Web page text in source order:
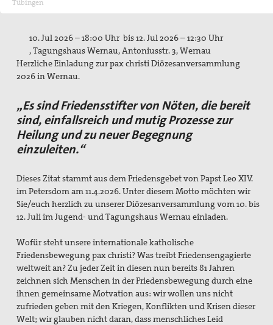
Pressemitteilungen
Publikationen
pax info
Der Heilige Martin
Weiteres
Servicestelle Friedensbildung Baden-Württemberg
Netzwerk Friedensbildung Baden-Württemberg
Materialien zur Friedensbildung
Texte & Thesen
Atomwaffen
Tübingen
10. Jul 2026 – 18:00 Uhr bis 12. Jul 2026 – 12:30 Uhr
, Tagungshaus Wernau, Antoniusstr. 3, Wernau
Herzliche Einladung zur pax christi Diözesanversammlung
2026 in Wernau.
„Es sind Friedensstifter von Nöten, die bereit
sind, einfallsreich und mutigProzesse zur
Heilung und zu neuer Begegnung
einzuleiten.“
Dieses Zitat stammt aus dem Friedensgebet von Papst Leo XIV.
im Petersdom am 11.4.2026.Unter diesem Motto möchten wir
Sie/euch herzlich zu unserer Diözesanversammlung vom 10.bis
12. Juli im Jugend- und Tagungshaus Wernau einladen.
Wofür steht unsere internationale katholische
Friedensbewegung pax christi? Was treibtFriedensengagierte
weltweit an? Zu jeder Zeit in diesen nun bereits 81 Jahren
zeichnen sichMenschen in der Friedensbewegung durch eine
ihnen gemeinsame Motvation aus: wir wollen unsnicht
zufrieden geben mit den Kriegen, Konflikten und Krisen dieser
Welt; wir glauben nicht daran,dass menschliches Leid